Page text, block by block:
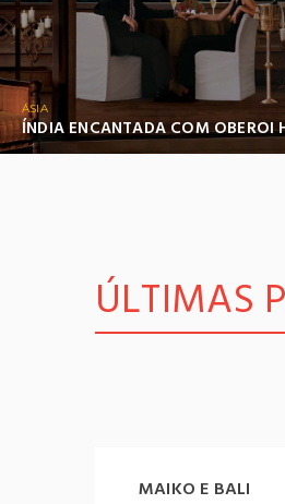
ÁSIA
ÍNDIA ENCANTADA COM OBEROI
ÚLTIMAS
MAIKO E BALI